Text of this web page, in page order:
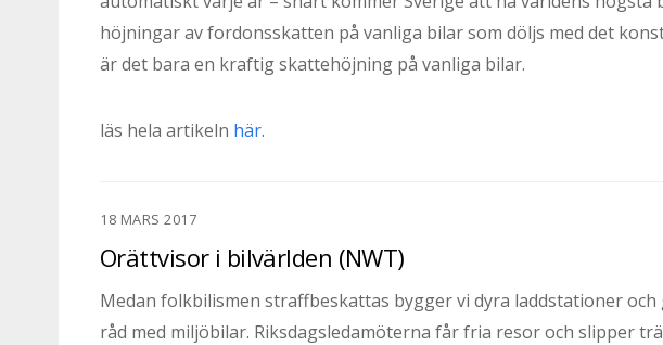
höjningar av fordonsskatten på vanliga bilar som döljs med det
är det bara en kraftig skattehöjning på vanliga bilar.
läs hela artikeln här.
18 MARS 2017
Orättvisor i bilvärlden (NWT)
Medan folkbilismen straffbeskattas bygger vi dyra laddstationer
råd med miljöbilar. Riksdagsledamöterna får fria resor och slipper